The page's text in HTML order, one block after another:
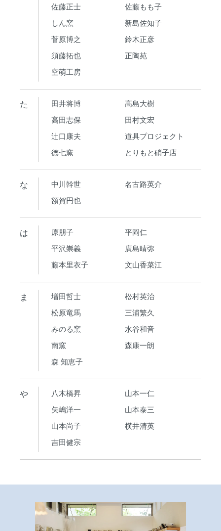
佐藤正士
佐藤もも子
しん窯
新島佐知子
菅原博之
鈴木正彦
須藤拓也
正陶苑
空萌工房
た 田井将博
高島大樹
高田志保
田村文宏
辻口康夫
道具プロジェクト
徳七窯
とりもと硝子店
な 中川幹世
名古路英介
額賀円也
は 原朋子
平岡仁
平沢崇義
廣島晴弥
藤本里衣子
文山香菜江
ま 増田哲士
松村英治
松原竜馬
三浦繁久
みのる窯
水谷和音
南窯
森康一朗
森 知恵子
や 八木橋昇
山本一仁
矢嶋洋一
山本泰三
山本尚子
横井清英
吉田健宗